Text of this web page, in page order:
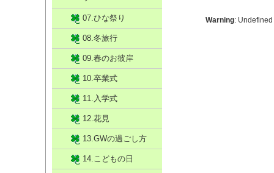
Warning:
07.ひな祭り
08.冬旅行
09.春のお彼岸
10.卒業式
11.入学式
12.花見
13.GWの過ごし方
14.こどもの日